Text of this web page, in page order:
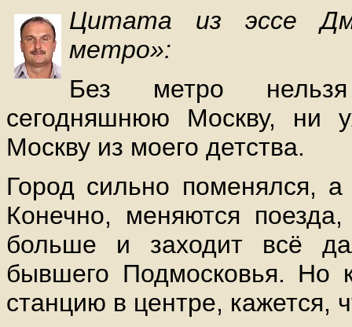
Цитата из эссе
метро»:
Без метро
сегодняшнюю Москву, ни
Москву из моего детства.
Город сильно поменялся,
Конечно, меняются
больше и заходит всё
бывшего Подмосковья. Но
станцию в центре, кажется,